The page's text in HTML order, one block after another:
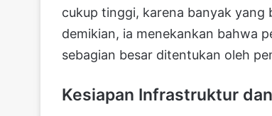
cukup tinggi, karena banyak yang
demikian, ia menekankan bahwa
sebagian besar ditentukan oleh
Kesiapan Infrastruktur